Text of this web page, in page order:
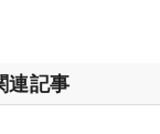
連記事